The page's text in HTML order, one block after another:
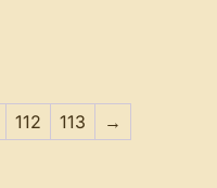
112 113 →